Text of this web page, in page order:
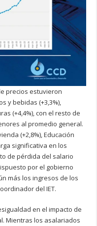
precios estuvieron
y bebidas (+3,3%),
(+4,4%), con el resto de
al promedio general.
(+2,8%), Educación
significativa en los
de pérdida del salario
por el gobierno
más los ingresos de los
del IET.
en el impacto de
Mientras los asalariados